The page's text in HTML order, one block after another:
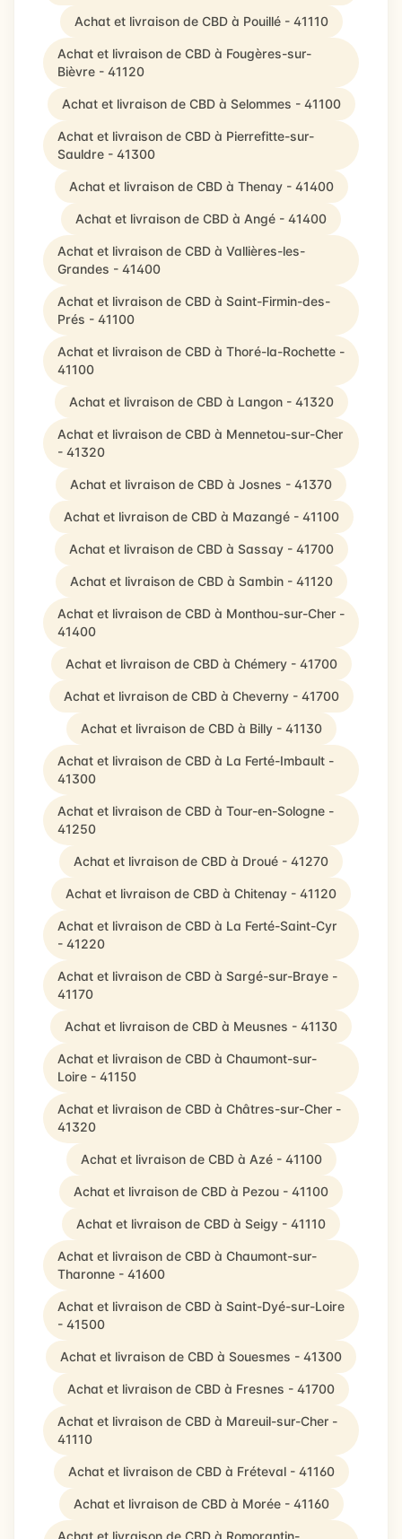
Achat et livraison de CBD à Pouillé - 41110
Achat et livraison de CBD à Fougères-sur-
Bièvre - 41120
Achat et livraison de CBD à Selommes - 41100
Achat et livraison de CBD à Pierrefitte-sur-
Sauldre - 41300
Achat et livraison de CBD à Thenay - 41400
Achat et livraison de CBD à Angé - 41400
Achat et livraison de CBD à Vallières-les-
Grandes - 41400
Achat et livraison de CBD à Saint-Firmin-des-
Prés - 41100
Achat et livraison de CBD à Thoré-la-Rochette -
41100
Achat et livraison de CBD à Langon - 41320
Achat et livraison de CBD à Mennetou-sur-Cher
- 41320
Achat et livraison de CBD à Josnes - 41370
Achat et livraison de CBD à Mazangé - 41100
Achat et livraison de CBD à Sassay - 41700
Achat et livraison de CBD à Sambin - 41120
Achat et livraison de CBD à Monthou-sur-Cher -
41400
Achat et livraison de CBD à Chémery - 41700
Achat et livraison de CBD à Cheverny - 41700
Achat et livraison de CBD à Billy - 41130
Achat et livraison de CBD à La Ferté-Imbault -
41300
Achat et livraison de CBD à Tour-en-Sologne -
41250
Achat et livraison de CBD à Droué - 41270
Achat et livraison de CBD à Chitenay - 41120
Achat et livraison de CBD à La Ferté-Saint-Cyr
- 41220
Achat et livraison de CBD à Sargé-sur-Braye -
41170
Achat et livraison de CBD à Meusnes - 41130
Achat et livraison de CBD à Chaumont-sur-
Loire - 41150
Achat et livraison de CBD à Châtres-sur-Cher -
41320
Achat et livraison de CBD à Azé - 41100
Achat et livraison de CBD à Pezou - 41100
Achat et livraison de CBD à Seigy - 41110
Achat et livraison de CBD à Chaumont-sur-
Tharonne - 41600
Achat et livraison de CBD à Saint-Dyé-sur-Loire
- 41500
Achat et livraison de CBD à Souesmes - 41300
Achat et livraison de CBD à Fresnes - 41700
Achat et livraison de CBD à Mareuil-sur-Cher -
41110
Achat et livraison de CBD à Fréteval - 41160
Achat et livraison de CBD à Morée - 41160
Achat et livraison de CBD à Romorantin-